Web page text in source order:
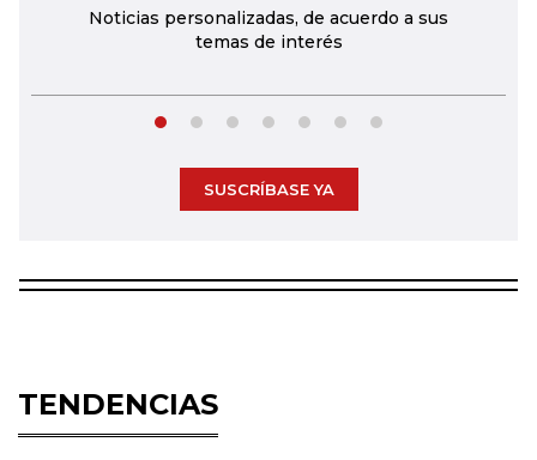
Noticias personalizadas, de acuerdo a sus
temas de interés
SUSCRÍBASE YA
TENDENCIAS